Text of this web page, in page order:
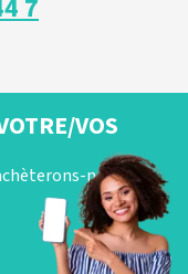
7
VOS
nous !